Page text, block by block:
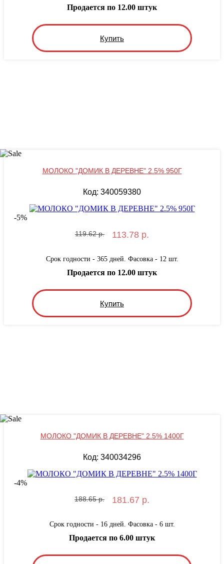
Купить
Продается по 12.00 штук
МОЛОКО "ДОМИК В ДЕРЕВНЕ" 2.5% 950Г
Код: 340059380
-5%
119.62 р. 113.78 р.
Срок годности - 365 дней. Фасовка - 12 шт.
Купить
Продается по 12.00 штук
МОЛОКО "ДОМИК В ДЕРЕВНЕ" 2.5% 1400Г
Код: 340034296
-4%
188.65 р. 181.67 р.
Срок годности - 16 дней. Фасовка - 6 шт.
Продается по 6.00 штук